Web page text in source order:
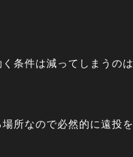
条件は減ってしまうのは
所なので必然的に遠投を